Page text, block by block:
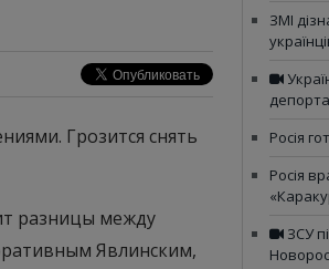
Грозится снять
разницы между
Явлинским,
ЗМІ
Росія
Росія
ЗСУ